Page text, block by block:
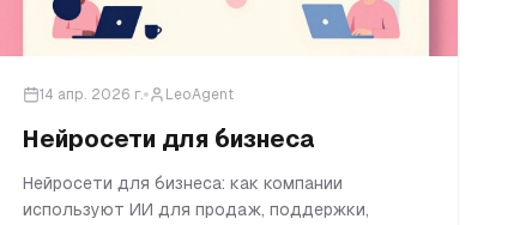
14 апр. 2026 г. LeoAgent
Нейросети для бизнеса
Нейросети для бизнеса: как компании
используют ИИ для продаж, поддержки,